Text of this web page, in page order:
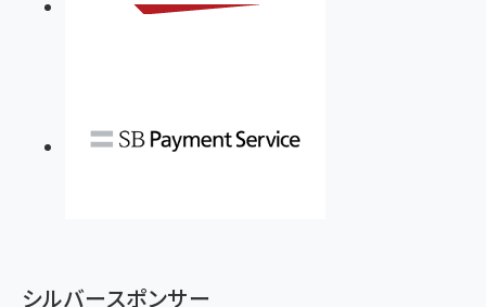
シルバースポンサー